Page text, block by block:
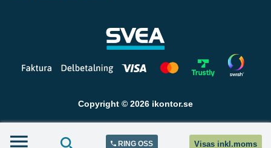
Copyright © 2026 ikontor.se
RING OSS Visas inkl.moms